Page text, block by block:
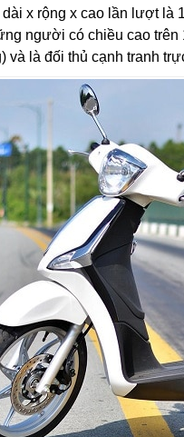
x rộng x cao lần lượt là
người có chiều cao
và là đối thủ cạnh tranh